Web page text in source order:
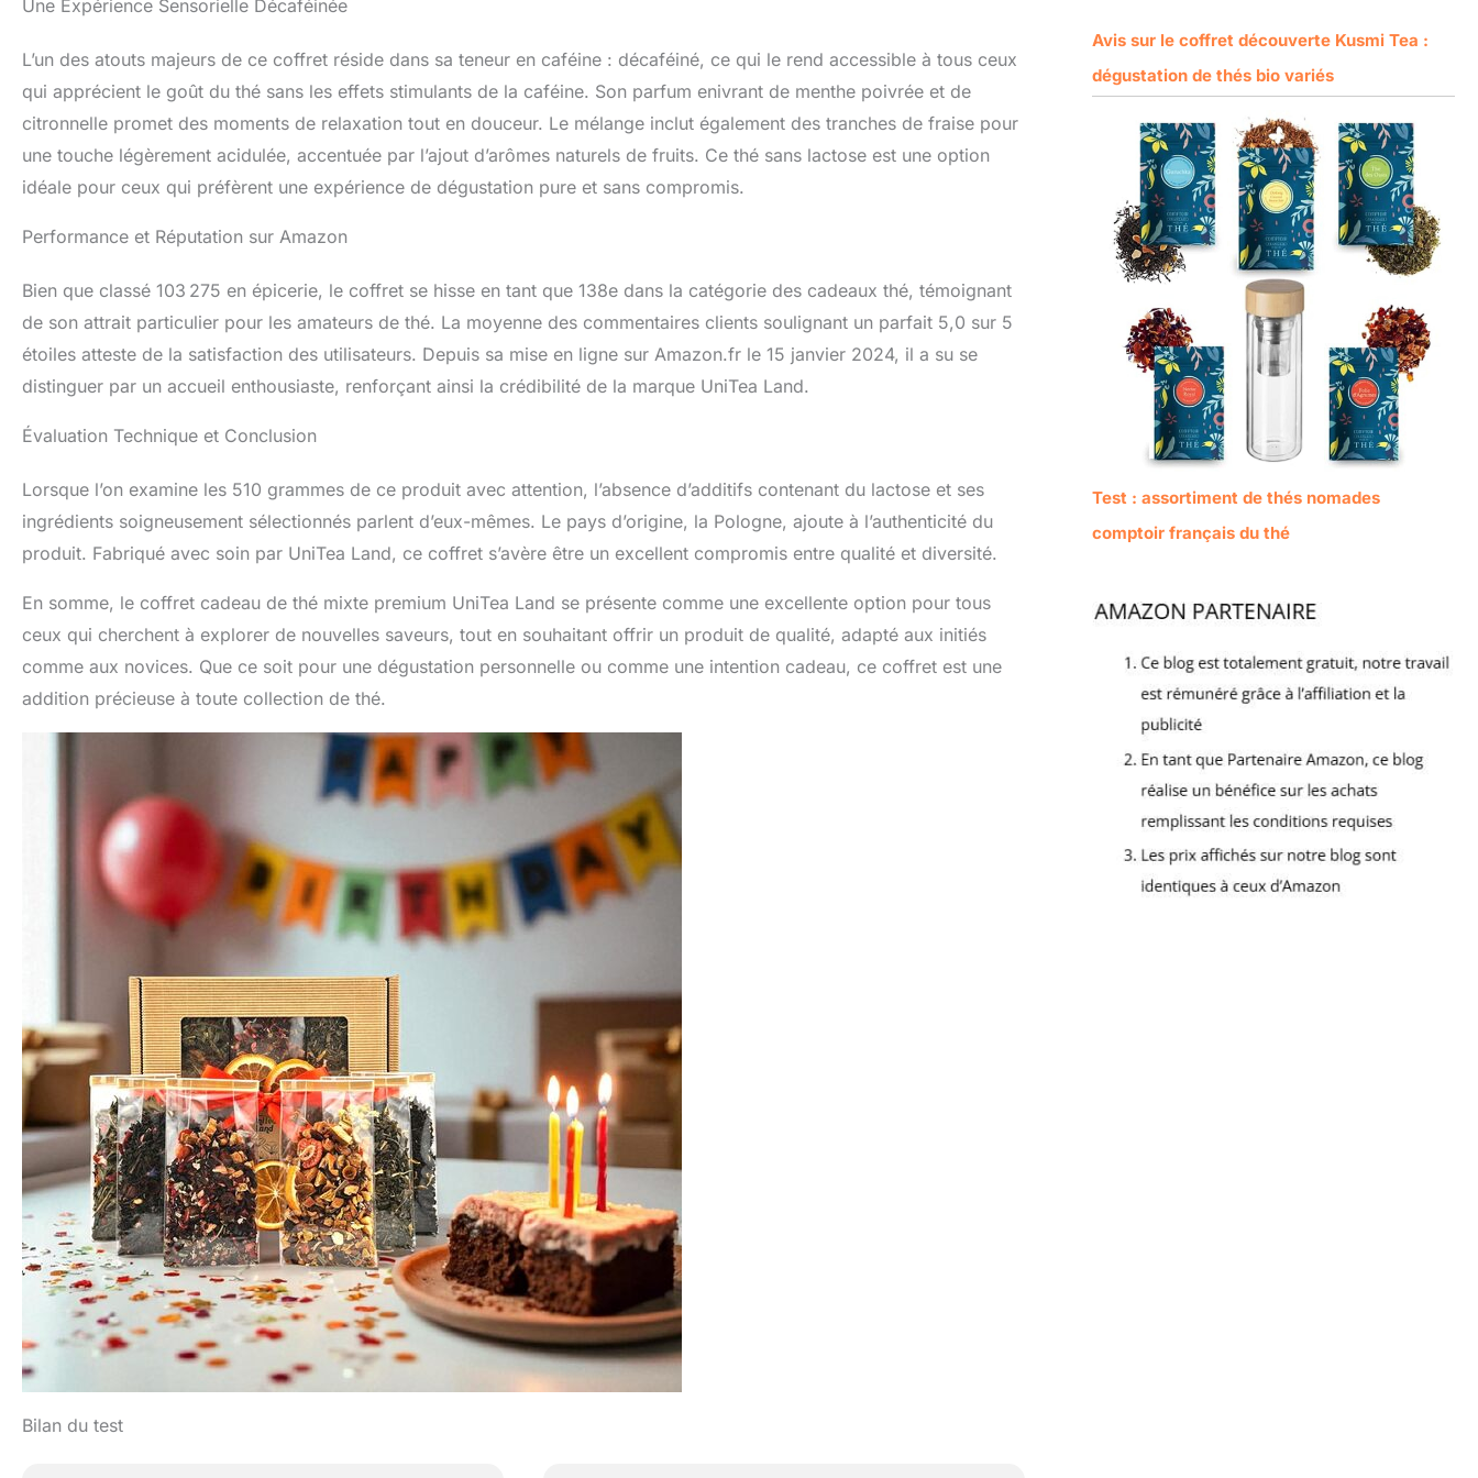
Une Expérience Sensorielle Décaféinée
L’un des atouts majeurs de ce coffret réside dans sa teneur en caféine : décaféiné, ce qui le rend accessible à tous ceux
qui apprécient le goût du thé sans les effets stimulants de la caféine. Son parfum enivrant de menthe poivrée et de
citronnelle promet des moments de relaxation tout en douceur. Le mélange inclut également des tranches de fraise pour
une touche légèrement acidulée, accentuée par l’ajout d’arômes naturels de fruits. Ce thé sans lactose est une option
idéale pour ceux qui préfèrent une expérience de dégustation pure et sans compromis.
Performance et Réputation sur Amazon
Bien que classé 103 275 en épicerie, le coffret se hisse en tant que 138e dans la catégorie des cadeaux thé, témoignant
de son attrait particulier pour les amateurs de thé. La moyenne des commentaires clients soulignant un parfait 5,0 sur 5
étoiles atteste de la satisfaction des utilisateurs. Depuis sa mise en ligne sur Amazon.fr le 15 janvier 2024, il a su se
distinguer par un accueil enthousiaste, renforçant ainsi la crédibilité de la marque UniTea Land.
Évaluation Technique et Conclusion
Lorsque l’on examine les 510 grammes de ce produit avec attention, l’absence d’additifs contenant du lactose et ses
ingrédients soigneusement sélectionnés parlent d’eux-mêmes. Le pays d’origine, la Pologne, ajoute à l’authenticité du
produit. Fabriqué avec soin par UniTea Land, ce coffret s’avère être un excellent compromis entre qualité et diversité.
En somme, le coffret cadeau de thé mixte premium UniTea Land se présente comme une excellente option pour tous
ceux qui cherchent à explorer de nouvelles saveurs, tout en souhaitant offrir un produit de qualité, adapté aux initiés
comme aux novices. Que ce soit pour une dégustation personnelle ou comme une intention cadeau, ce coffret est une
addition précieuse à toute collection de thé.
Bilan du test
Avis sur le coffret découverte Kusmi Tea :
dégustation de thés bio variés
Test : assortiment de thés nomades
comptoir français du thé